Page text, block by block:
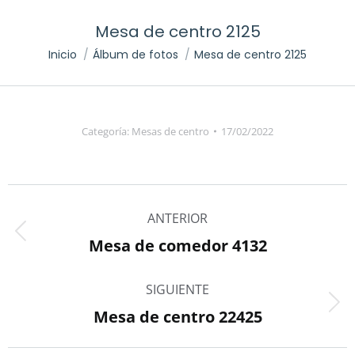
Mesa de centro 2125
Estás aquí:
Inicio Álbum de fotos Mesa de centro 2125
Categoría: Mesas de centro 17/02/2022
entre
ANTERIOR
Álbum
Mesa de comedor 4132
SIGUIENTE
Álbum
Mesa de centro 22425